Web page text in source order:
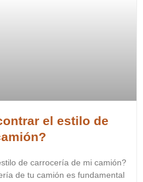
el estilo de
de carrocería de mi camión?
de tu camión es fundamental